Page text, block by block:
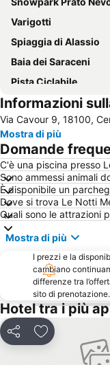
Varigotti
Spiaggia di Alassio
Baia dei Saraceni
Pista Ciclabile
Lido Spotorno
Festival di Sanremo
Bergeggi Lido
Casinò di Sanremo
Varigotti
Finalpia
Viola St Gréé
Borgo di Noli
Litorale
Budello di Alassio
Borgo Antico di Borgio
Lago di Osiglia
Porto
Informazioni
Via Cavour 9, 18100,
Mostra di più
Domande
C'è una piscina presso
Sono ammessi animali
È disponibile un
Dove si trova Le Notti
Quali sono le attrazioni
Mostra di più
I prezzi e la
cambiano
differenze tra
sito di prenotazione.
Hotel tra i più
CondividiAggiungi ai